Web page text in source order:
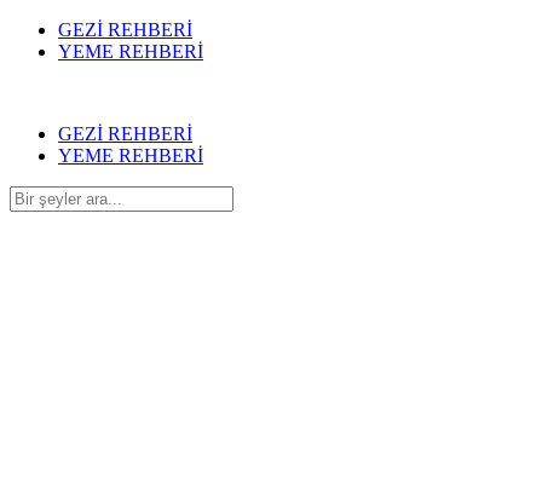
GEZİ REHBERİ
YEME REHBERİ
GEZİ REHBERİ
YEME REHBERİ